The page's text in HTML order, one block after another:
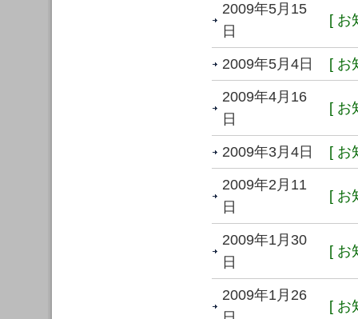
2009年5月15
日
[ お
2009年5月4日 [ お
2009年4月16
日
[ お
2009年3月4日 [ お
2009年2月11
日
[ お
2009年1月30
日
[ お
2009年1月26
[ お